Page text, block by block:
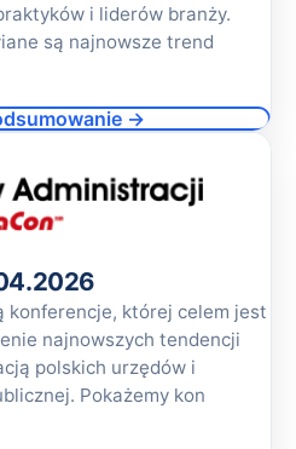
i liderów branży.
są najnowsze trend
→
konferencje, której celem jest
najnowszych tendencji
polskich urzędów i
Pokażemy kon